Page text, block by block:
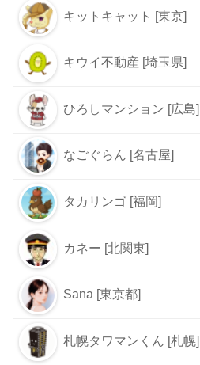
キットキャット [東京]
キウイ不動産 [埼玉県]
ひろしマンション [広島]
なごぐらん [名古屋]
タカリンゴ [福岡]
カネー [北関東]
Sana [東京都]
札幌タワマンくん [札幌]